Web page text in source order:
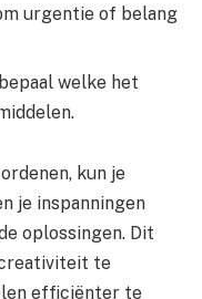
urgentie of belang
welke het
kun je
je inspanningen
oplossingen. Dit
te
efficiënter te